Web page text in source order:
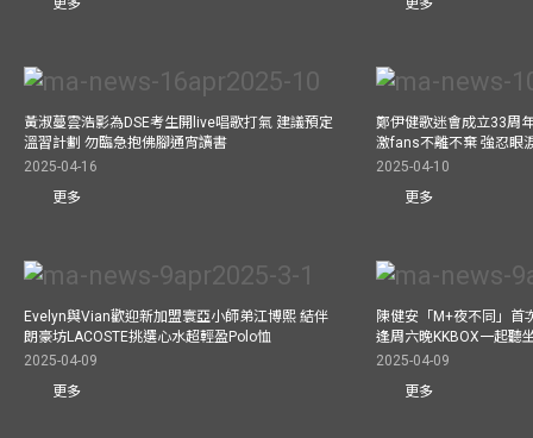
更多
更多
黃淑蔓雲浩影為DSE考生開live唱歌打氣 建議預定
溫習計劃 勿臨急抱佛腳通宵讀書
2025-04-16
更多
鄭伊健歌迷會成立33周
激fans不離不棄 強忍眼
2025-04-10
更多
Evelyn與Vian歡迎新加盟寰亞小師弟江博熙 結伴
朗豪坊LACOSTE挑選心水超輕盈Polo恤
2025-04-09
更多
陳健安「M+夜不同」首
逢周六晚KKBOX一起聽
2025-04-09
更多